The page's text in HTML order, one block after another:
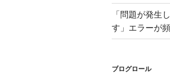
「問題が発生
す」エラーが
ブログロール